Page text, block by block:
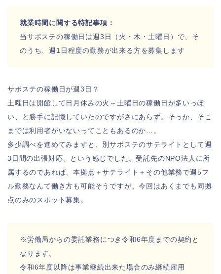
就業時間に関する特記事項：
当サポステの稼働日は週3日（火・木・土曜日）で、そ
のうち、週1日程度の勤務が出来る方を募集します
サポステの稼働日が週3日？
土曜日は開館して日月休みの火～土曜日の稼働日が多いっぽ
い、と勝手に記憶していたのですがさにあらず。そっか、そこ
までは利用者がいないってこともあるのか…。
多少調べを進めてみますと、別サポステのサテライトとして週
3日間の出張対応、という感じでした。受託先のNPO法人に所
属するのであれば、本拠点＋サテライト＋その他業務で週5フ
ル勤務なんて働き方も可能そうですが、今回はあくまでも同拠
点のみのスポット募集。
※労働局からの委託業務につき令和6年度までの契約と
なります。
令和6年度以降は事業継続出来た場合のみ継続雇用